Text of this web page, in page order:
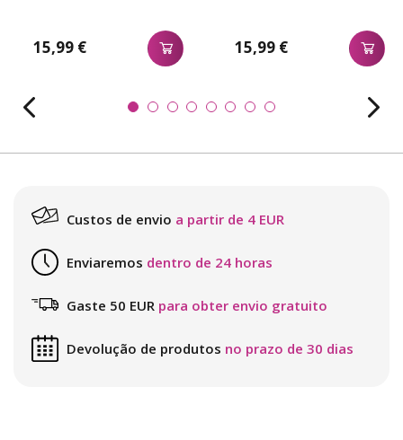
15,99 € 15,99 €
Custos de envio a partir de 4 EUR
Enviaremos dentro de 24 horas
Gaste 50 EUR para obter envio gratuito
Devolução de produtos no prazo de 30 dias